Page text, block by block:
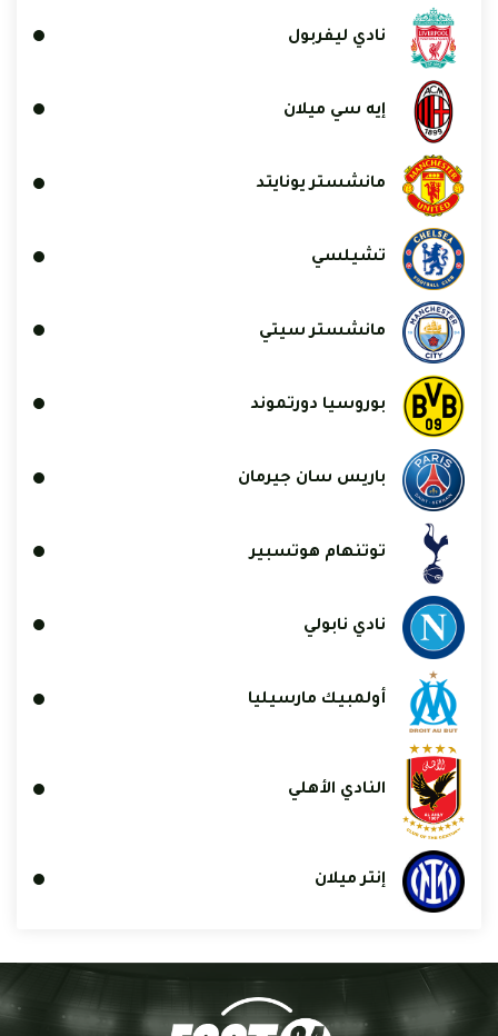
نادي ليفربول
إيه سي ميلان
مانشستر يونايتد
تشيلسي
مانشستر سيتي
بوروسيا دورتموند
باريس سان جيرمان
توتنهام هوتسبير
نادي نابولي
أولمبيك مارسيليا
النادي الأهلي
إنتر ميلان